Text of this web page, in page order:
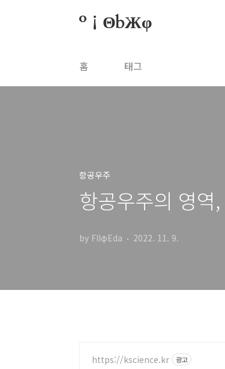
º¡ΘbЖφ
홈 태그
항공우주
항공우주의 영
by FlIφEda 2022. 11. 9.
https://kscience.kr 광고